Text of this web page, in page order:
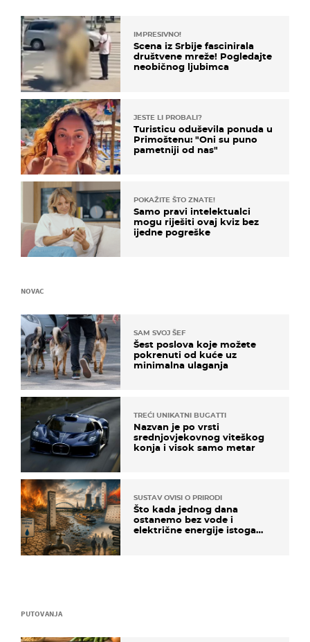
IMPRESIVNO!
Scena iz Srbije fascinirala
društvene mreže! Pogledajte
neobičnog ljubimca
JESTE LI PROBALI?
Turisticu oduševila ponuda u
Primoštenu: "Oni su puno
pametniji od nas"
POKAŽITE ŠTO ZNATE!
Samo pravi intelektualci
mogu riješiti ovaj kviz bez
ijedne pogreške
PUTOVANJA
NOVAC
SAM SVOJ ŠEF
Šest poslova koje možete
pokrenuti od kuće uz
minimalna ulaganja
TREĆI UNIKATNI BUGATTI
Nazvan je po vrsti
srednjovjekovnog viteškog
konja i visok samo metar
SUSTAV OVISI O PRIRODI
Što kada jednog dana
ostanemo bez vode i
električne energije istoga